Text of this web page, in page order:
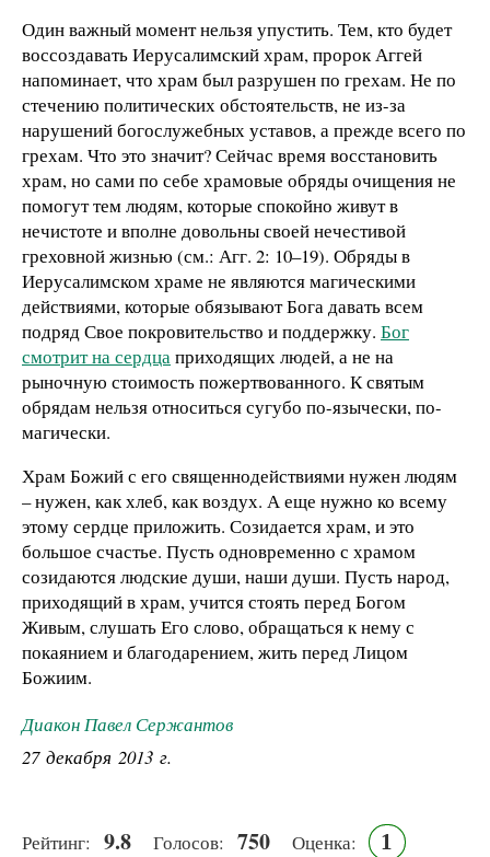
Один важный момент нельзя упустить. Тем, кто будет
воссоздавать Иерусалимский храм, пророк Аггей
напоминает, что храм был разрушен по грехам. Не по
стечению политических обстоятельств, не из-за
нарушений богослужебных уставов, а прежде всего по
грехам. Что это значит? Сейчас время восстановить
храм, но сами по себе храмовые обряды очищения не
помогут тем людям, которые спокойно живут в
нечистоте и вполне довольны своей нечестивой
греховной жизнью (см.: Агг. 2: 10–19). Обряды в
Иерусалимском храме не являются магическими
действиями, которые обязывают Бога давать всем
подряд Свое покровительство и поддержку. Бог
смотрит на сердцаприходящих людей, а не на
рыночную стоимость пожертвованного. К святым
обрядам нельзя относиться сугубо по-язычески, по-
магически.
Храм Божий с его священнодействиями нужен людям
– нужен, как хлеб, как воздух. А еще нужно ко всему
этому сердце приложить. Созидается храм, и это
большое счастье. Пусть одновременно с храмом
созидаются людские души, наши души. Пусть народ,
приходящий в храм, учится стоять перед Богом
Живым, слушать Его слово, обращаться к нему с
покаянием и благодарением, жить перед Лицом
Божиим.
Диакон Павел Сержантов
27 декабря 2013 г.
Рейтинг: 9.8 Голосов: 750 Оценка: 1